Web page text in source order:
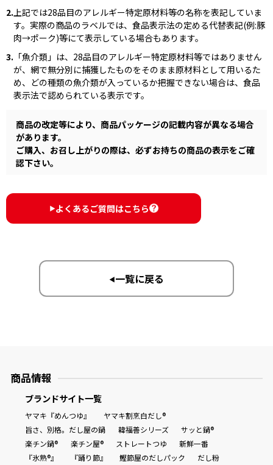
だしパック
2. 上記では28品目のアレルギー特定原材料等の名称を表記していま
す。実際の商品のラベルでは、食品表示法の定める代替表記(例:豚
肉→ポーク)等にて表示している場合もあります。
3. 「魚介類」は、28品目のアレルギー特定原材料等ではありません
が、網で無分別に捕獲したものをそのまま原材料として用いるた
め、どの種類の魚介類が入っているか把握できない場合は、食品
表示法で認められている表示です。
商品の改定等により、商品パッケージの記載内容が異なる場合
があります。
ご購入、お召し上がりの際は、必ずお持ちの商品の表示をご確
認下さい。
▶︎よくあるご質問はこちら
▶︎一覧に戻る
商品情報
ブランドサイト一覧
ヤマキ『めんつゆ』
ヤマキ割烹白だし®
旨さ、別格。だし屋の鍋
韓福善シリーズ
サッと鍋®
楽チン鍋®
楽チン屋® ストレートつゆ
新鮮一番
『氷熟®』
『踊り節』 鰹節屋のだしパック だし粉